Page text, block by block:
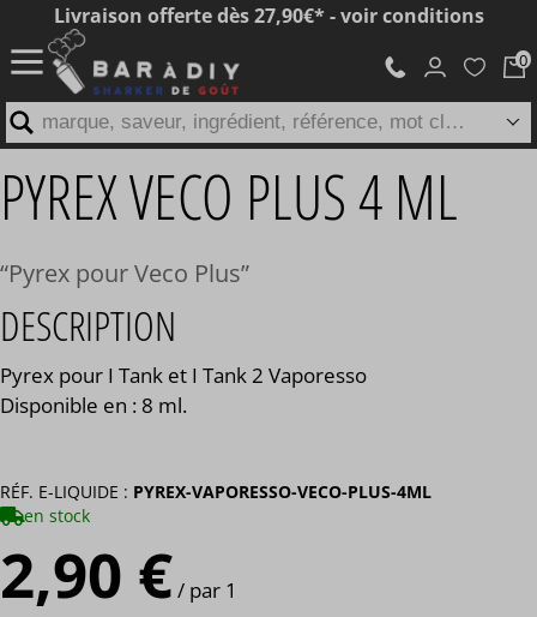
PYREX VECO PLUS 4 ML
Pyrex pour Veco Plus
DESCRIPTION
Pyrex pour I Tank et I Tank 2 Vaporesso
Disponible en : 8 ml.
RÉF. E-LIQUIDE : PYREX-VAPORESSO-VECO-PLUS-4ML
en stock
2,90 €/ par 1
Livraison offerte dès 27,90€* - voir conditions
marque, saveur, ingrédient, référence, mot clé...